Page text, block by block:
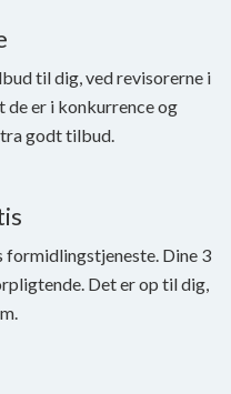
til dig, ved revisorerne i
de er i konkurrence og
godt tilbud.
formidlingstjeneste. Dine 3
Det er op til dig,